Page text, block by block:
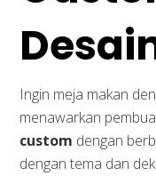
Ingin meja makan
menawarkan
custom dengan
dengan tema dan